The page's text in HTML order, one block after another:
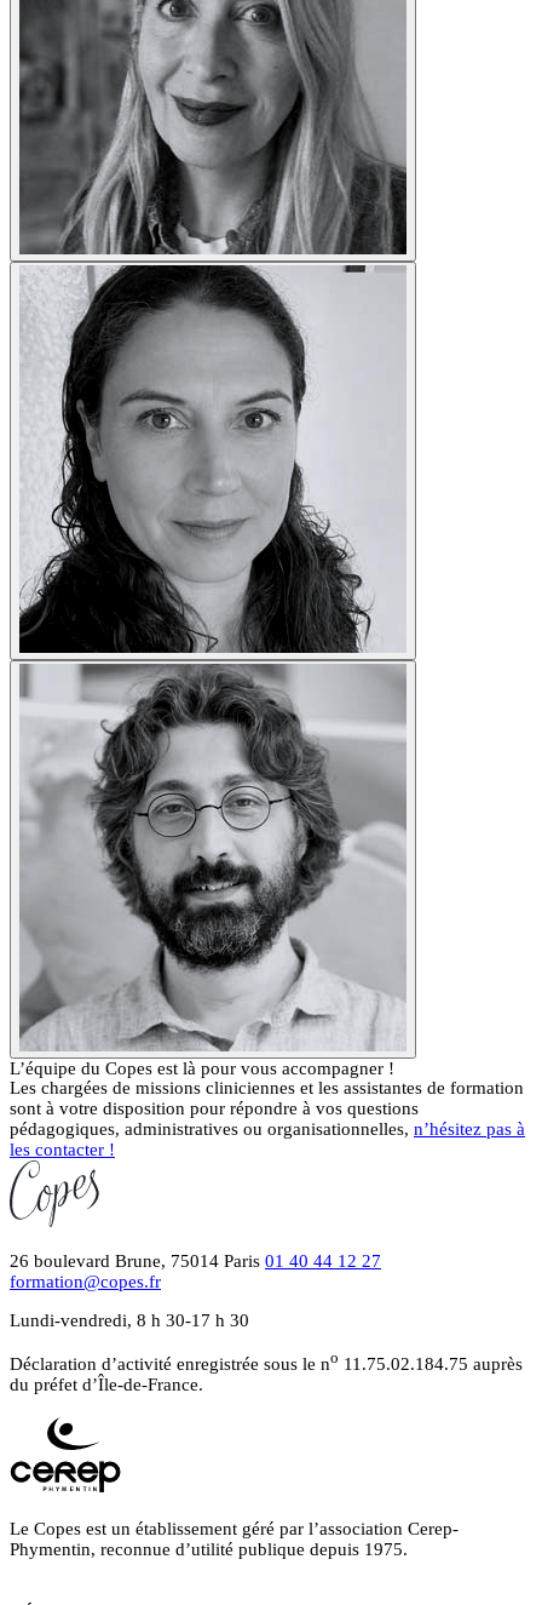
L’équipe du Copes est là pour vous accompagner !
Les chargées de missions cliniciennes et les assistantes de formation
sont à votre disposition pour répondre à vos questions
pédagogiques, administratives ou organisationnelles, n’hésitez pas à
les contacter !
26 boulevard Brune, 75014 Paris 01 40 44 12 27
formation@copes.fr
Lundi-vendredi, 8 h 30-17 h 30
Déclaration d’activité enregistrée sous le no 11.75.02.184.75 auprès
du préfet d’Île-de-France.
Le Copes est un établissement géré par l’association Cerep-
Phymentin, reconnue d’utilité publique depuis 1975.